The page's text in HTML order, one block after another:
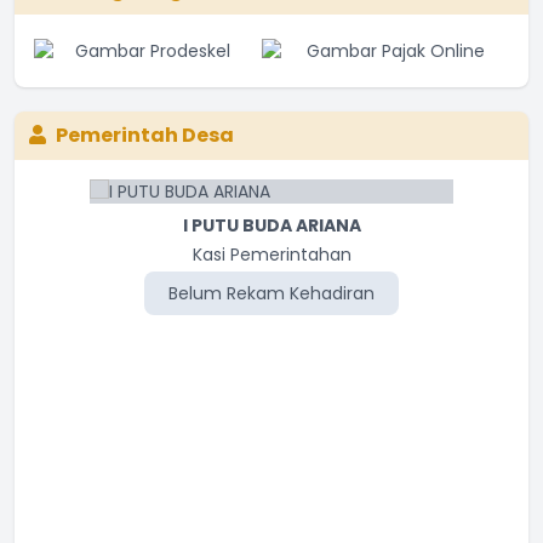
Pemerintah Desa
I PUTU BUDA ARIANA
Kasi Pemerintahan
Belum Rekam Kehadiran